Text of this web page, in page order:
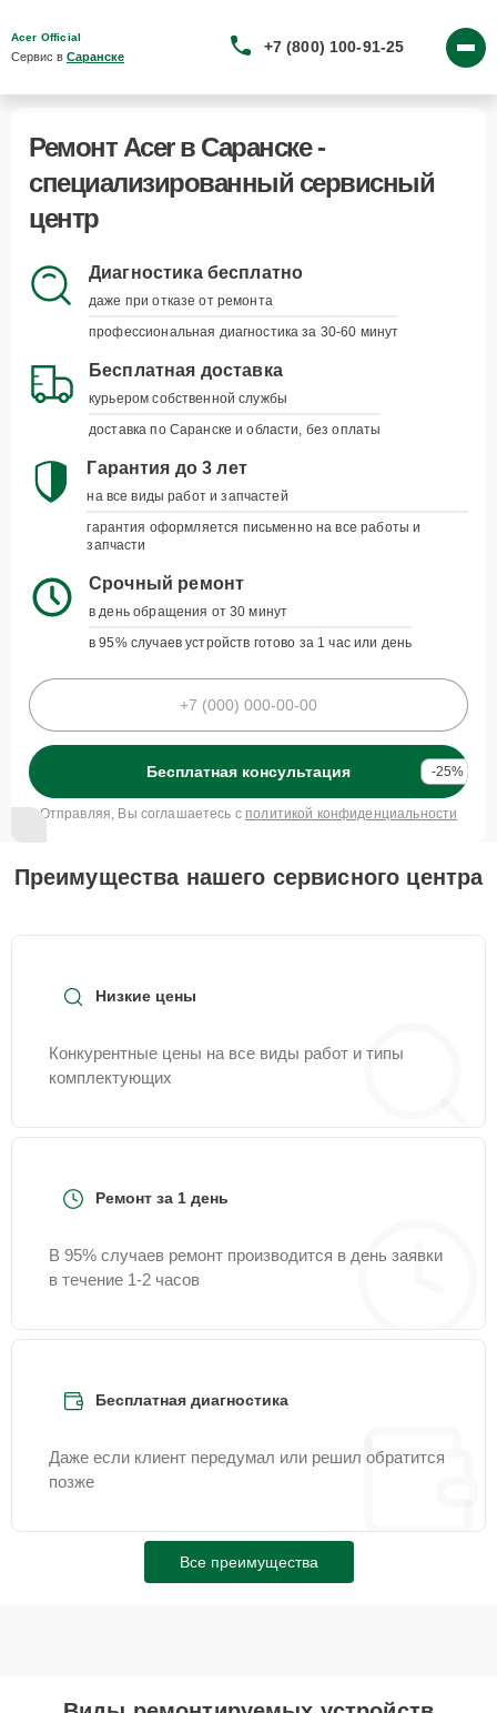
Acer Official
Сервис в Саранске
+7 (800) 100-91-25
Ремонт Acer в Саранске -
специализированный сервисный
центр
Диагностика бесплатно
даже при отказе от ремонта
профессиональная диагностика за 30-60 минут
Бесплатная доставка
курьером собственной службы
доставка по Саранске и области, без оплаты
Гарантия до 3 лет
на все виды работ и запчастей
гарантия оформляется письменно на все работы и
запчасти
Срочный ремонт
в день обращения от 30 минут
в 95% случаев устройств готово за 1 час или день
Бесплатная консультация -25%
Отправляя, Вы соглашаетесь с политикой конфиденциальности
Преимущества нашего сервисного центра
Низкие цены
Конкурентные цены на все виды работ и типы
комплектующих
Ремонт за 1 день
В 95% случаев ремонт производится в день заявки
в течение 1-2 часов
Бесплатная диагностика
Даже если клиент передумал или решил обратится
позже
Все преимущества